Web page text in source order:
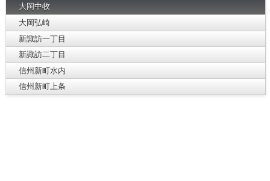
大岡中牧
大岡弘崎
新諏訪一丁目
新諏訪二丁目
信州新町水内
信州新町上条